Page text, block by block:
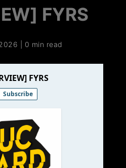
FYRS
0 min read